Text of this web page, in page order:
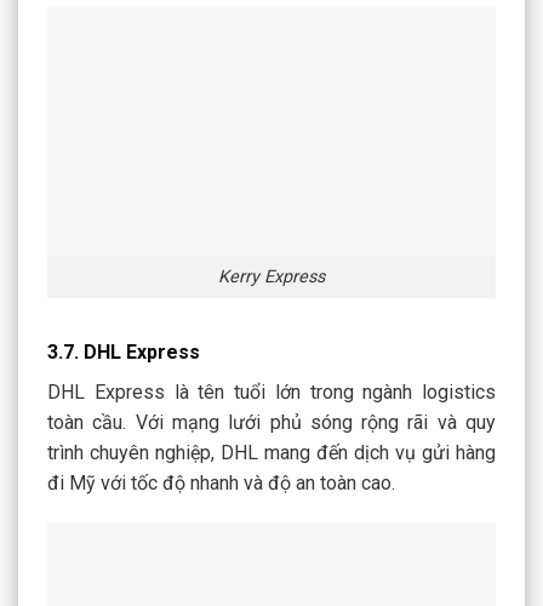
Kerry Express
3.7. DHL Express
DHL Express là tên tuổi lớn trong ngành logistics
toàn cầu. Với mạng lưới phủ sóng rộng rãi và quy
trình chuyên nghiệp, DHL mang đến dịch vụ gửi hàng
đi Mỹ với tốc độ nhanh và độ an toàn cao.